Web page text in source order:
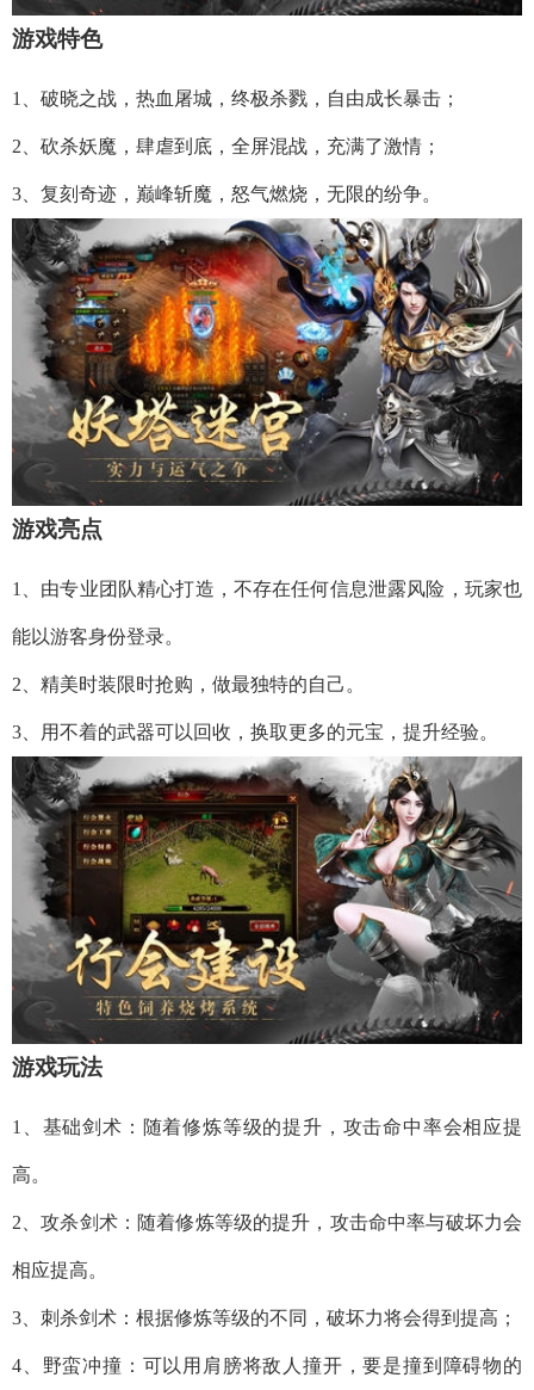
游戏特色
1、破晓之战，热血屠城，终极杀戮，自由成长暴击；
2、砍杀妖魔，肆虐到底，全屏混战，充满了激情；
3、复刻奇迹，巅峰斩魔，怒气燃烧，无限的纷争。
游戏亮点
1、由专业团队精心打造，不存在任何信息泄露风险，玩家也
能以游客身份登录。
2、精美时装限时抢购，做最独特的自己。
3、用不着的武器可以回收，换取更多的元宝，提升经验。
游戏玩法
1、基础剑术：随着修炼等级的提升，攻击命中率会相应提
高。
2、攻杀剑术：随着修炼等级的提升，攻击命中率与破坏力会
相应提高。
3、刺杀剑术：根据修炼等级的不同，破坏力将会得到提高；
4、野蛮冲撞：可以用肩膀将敌人撞开，要是撞到障碍物的